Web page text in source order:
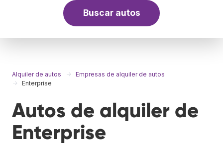
Buscar autos
Alquiler de autos
Empresas de alquiler de autos
Enterprise
Autos de alquiler de
Enterprise